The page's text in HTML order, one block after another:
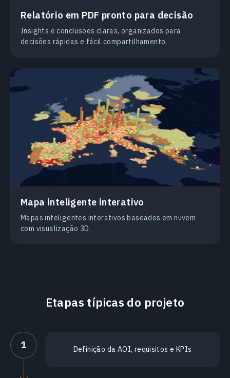
Relatório em PDF pronto para decisão
Insights e conclusões claras, organizados para
decisões rápidas e fácil compartilhamento.
Mapa inteligente interativo
Mapas inteligentes interativos baseados em nuvem
com visualização 3D.
Etapas típicas do projeto
1 Definição da AOI, requisitos e KPIs